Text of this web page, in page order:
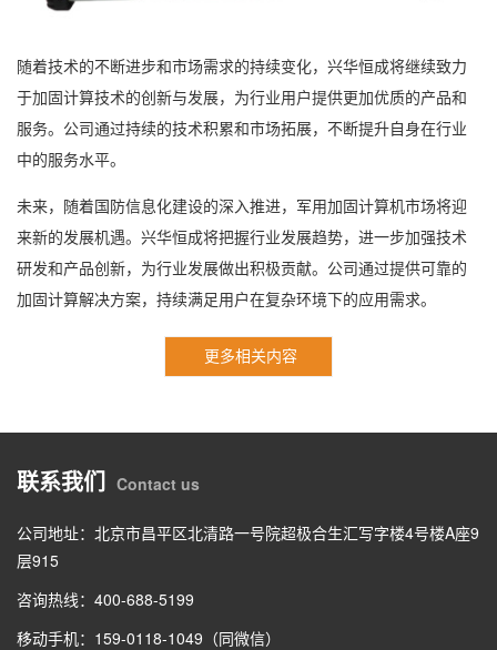
随着技术的不断进步和市场需求的持续变化，兴华恒成将继续致力
于加固计算技术的创新与发展，为行业用户提供更加优质的产品和
服务。公司通过持续的技术积累和市场拓展，不断提升自身在行业
中的服务水平。
未来，随着国防信息化建设的深入推进，军用加固计算机市场将迎
来新的发展机遇。兴华恒成将把握行业发展趋势，进一步加强技术
研发和产品创新，为行业发展做出积极贡献。公司通过提供可靠的
加固计算解决方案，持续满足用户在复杂环境下的应用需求。
更多相关内容
联系我们 Contact us
公司地址：北京市昌平区北清路一号院超极合生汇写字楼4号楼A座9
层915
咨询热线：400-688-5199
移动手机：159-0118-1049（同微信）